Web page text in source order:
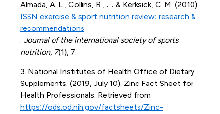
Almada, A. L., Collins, R., … & Kerksick, C. M. (2010).
ISSN exercise & sport nutrition review: research &
recommendations
Journal of the international society of sports
nutrition, 7(1), 7.
3. National Institutes of Health Office of Dietary
Supplements. (2019, July 10). Zinc Fact Sheet for
Health Professionals. Retrieved from
https://ods.od.nih.gov/factsheets/Zinc-